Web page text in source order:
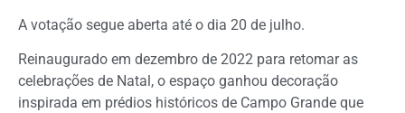
A votação segue aberta até o dia 20 de julho.
Reinaugurado em dezembro de 2022 para retomar as
celebrações de Natal, o espaço ganhou decoração
inspirada em prédios históricos de Campo Grande que